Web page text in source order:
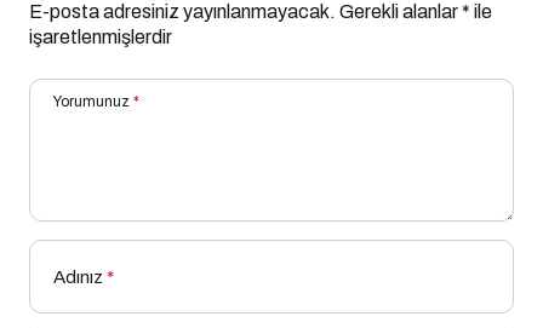
E-posta adresiniz yayınlanmayacak. Gerekli alanlar* ile
işaretlenmişlerdir
Yorumunuz *
Adınız *